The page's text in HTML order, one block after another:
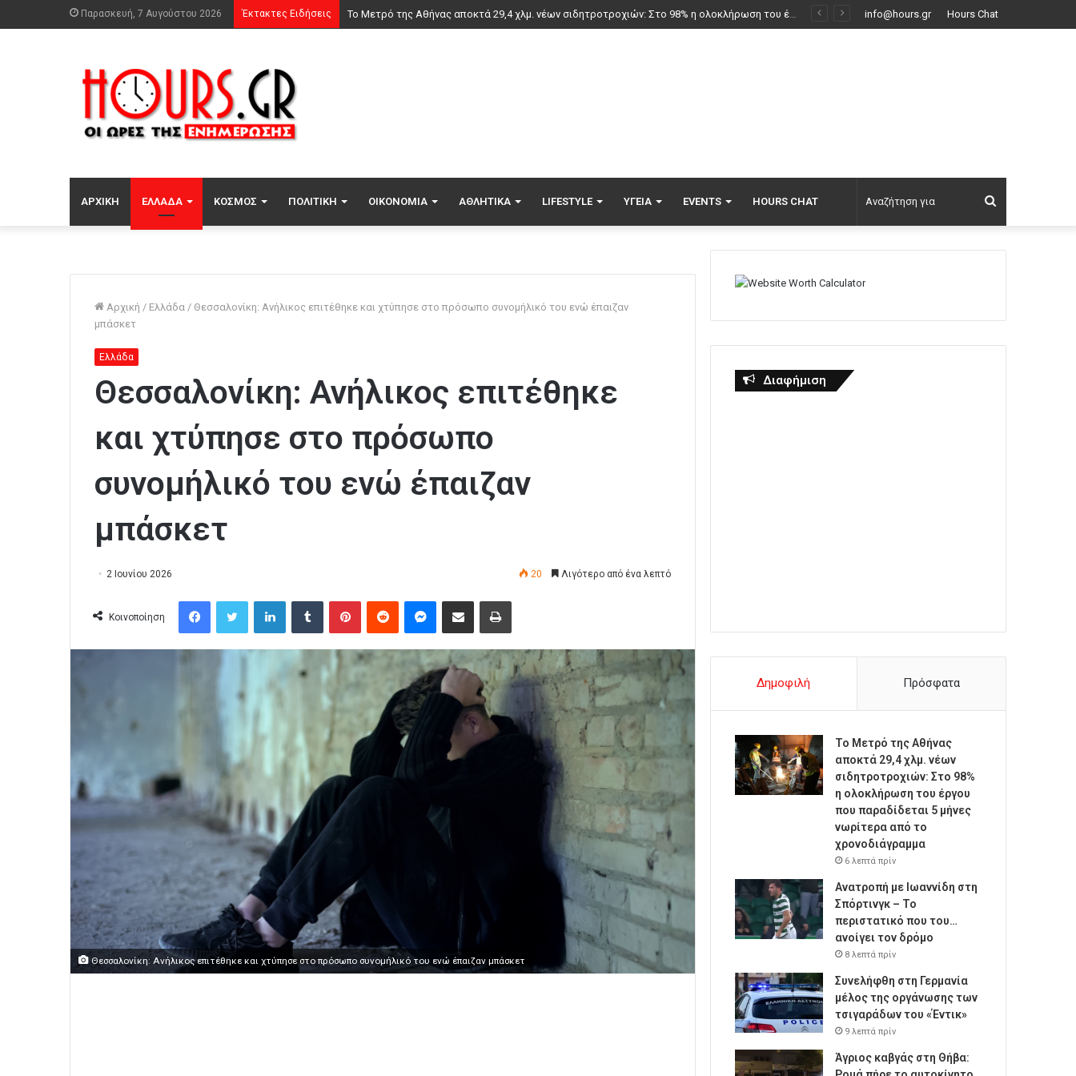
Παρασκευή, 7 Αυγούστου 2026 Έκτακτες Ειδήσεις Ανατροπή με Ιωαννίδη στη Σπόρτινγκ – Το περιστατικό που του… ανοίγει τον δρόμο info@hours.gr Hours Chat
ΑΡΧΙΚΉ ΕΛΛΆΔΑ ΚΌΣΜΟΣ ΠΟΛΙΤΙΚΉ ΟΙΚΟΝΟΜΊΑ ΑΘΛΗΤΙΚΆ LIFESTYLE ΥΓΕΊΑ EVENTS HOURS CHAT
για
Αρχική / Ελλάδα / Θεσσαλονίκη: Ανήλικος επιτέθηκε και χτύπησε στο πρόσωπο συνομήλικό του ενώ έπαιζαν
μπάσκετ
Ελλάδα
Θεσσαλονίκη: Ανήλικος επιτέθηκε
και χτύπησε στο πρόσωπο
συνομήλικό του ενώ έπαιζαν
μπάσκετ
2 Ιουνίου 2026 20 Λιγότερο από ένα λεπτό
Κοινοποίηση
Θεσσαλονίκη: Ανήλικος επιτέθηκε και χτύπησε στο πρόσωπο συνομήλικό του ενώ έπαιζαν μπάσκετ
Διαφήμιση
Δημοφιλή Πρόσφατα
Το Μετρό της Αθήνας
αποκτά 29,4 χλμ. νέων
σιδητροτροχιών: Στο 98%
η ολοκλήρωση του έργου
που παραδίδεται 5 μήνες
νωρίτερα από το
χρονοδιάγραμμα
6 λεπτά πρίν
Ανατροπή με Ιωαννίδη στη
Σπόρτινγκ – Το
περιστατικό που του…
ανοίγει τον δρόμο
8 λεπτά πρίν
Συνελήφθη στη Γερμανία
μέλος της οργάνωσης των
τσιγαράδων του «Έντικ»
9 λεπτά πρίν
Άγριος καβγάς στη Θήβα: